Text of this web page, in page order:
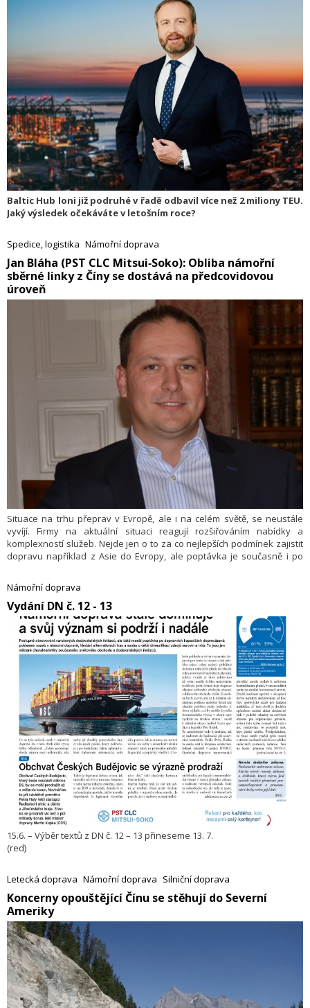
Baltic Hub loni již podruhé v řadě odbavil více než 2 miliony TEU.
Jaký výsledek očekáváte v letošním roce?
Spedice, logistika Námořní doprava
​Jan Bláha (PST CLC Mitsui‑Soko): Obliba námořní
sběrné linky z Číny se dostává na předcovidovou
úroveň
Situace na trhu přeprav v Evropě, ale i na celém světě, se neustále
vyvíjí. Firmy na aktuální situaci reagují rozšiřováním nabídky a
komplexností služeb. Nejde jen o to za co nejlepších podmínek zajistit
dopravu například z Asie do Evropy, ale poptávka je současně i po
náležitostí a rovněž po zajištění skladování.
Námořní doprava
Vydání DN č. 12 - 13
15.6. – Výběr textů z DN č. 12 – 13 přineseme 13. 7.
(red)
Letecká doprava Námořní doprava Silniční doprava
​Koncerny opouštějící Čínu se stěhují do Severní
Ameriky